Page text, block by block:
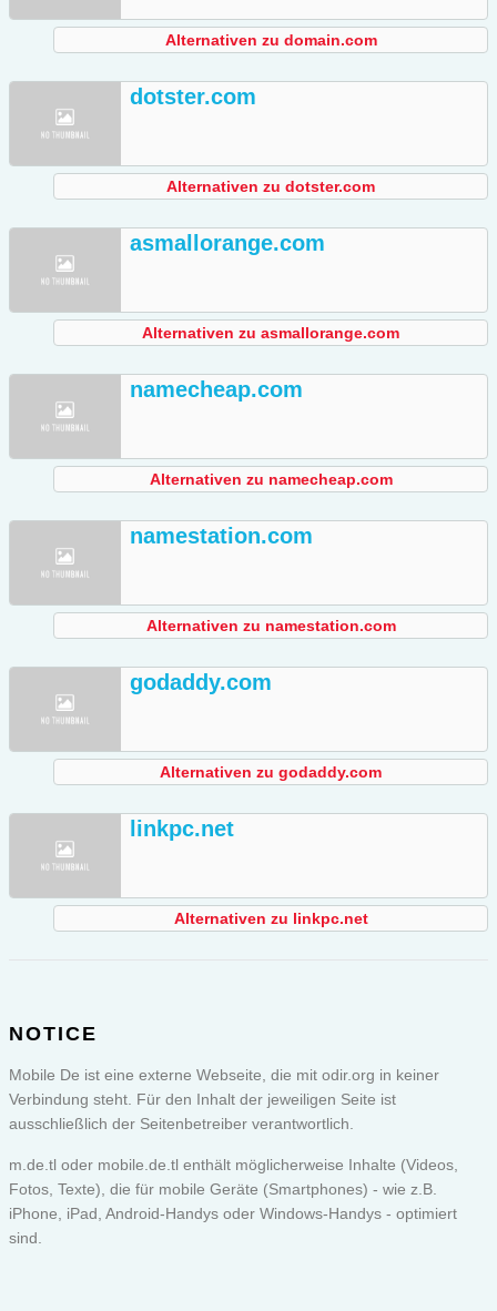
Alternativen zu domain.com
dotster.com
Alternativen zu dotster.com
asmallorange.com
Alternativen zu asmallorange.com
namecheap.com
Alternativen zu namecheap.com
namestation.com
Alternativen zu namestation.com
godaddy.com
Alternativen zu godaddy.com
linkpc.net
Alternativen zu linkpc.net
NOTICE
Mobile De ist eine externe Webseite, die mit odir.org in keiner
Verbindung steht. Für den Inhalt der jeweiligen Seite ist
ausschließlich der Seitenbetreiber verantwortlich.
m.de.tl oder mobile.de.tl enthält möglicherweise Inhalte (Videos,
Fotos, Texte), die für mobile Geräte (Smartphones) - wie z.B.
iPhone, iPad, Android-Handys oder Windows-Handys - optimiert
sind.